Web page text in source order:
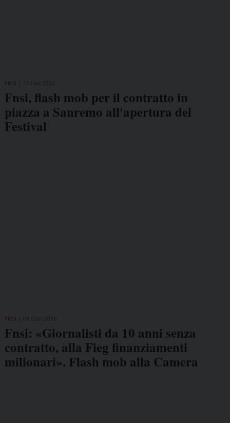
FNSI
Fnsi, flash mob per il contratto in
piazza a Sanremo all'apertura del
Festival
FNSI
Fnsi: «Giornalisti da 10 anni senza
contratto, alla Fieg finanziamenti
milionari». Flash mob alla Camera